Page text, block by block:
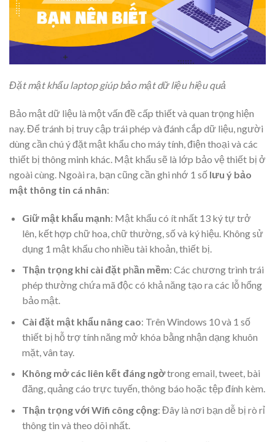
Đặt mật khẩu laptop giúp bảo mật dữ liệu hiệu quả
Bảo mật dữ liệu là một vấn đề cấp thiết và quan trọng hiện
nay. Để tránh bị truy cập trái phép và đánh cắp dữ liệu, người
dùng cần chú ý đặt mật khẩu cho máy tính, điện thoại và các
thiết bị thông minh khác. Mật khẩu sẽ là lớp bảo vệ thiết bị ở
ngoài cùng. Ngoài ra, bạn cũng cần ghi nhớ 1 số lưu ý bảo
mật thông tin cá nhân:
Giữ mật khẩu mạnh: Mật khẩu có ít nhất 13 ký tự trở
lên, kết hợp chữ hoa, chữ thường, số và ký hiệu. Không sử
dụng 1 mật khẩu cho nhiều tài khoản, thiết bị.
Thận trọng khi cài đặt phần mềm: Các chương trình trái
phép thường chứa mã độc có khả năng tạo ra các lỗ hổng
bảo mật.
Cài đặt mật khẩu nâng cao: Trên Windows 10 và 1 số
thiết bị hỗ trợ tính năng mở khóa bằng nhận dạng khuôn
mặt, vân tay.
Không mở các liên kết đáng ngờtrong email, tweet, bài
đăng, quảng cáo trực tuyến, thông báo hoặc tệp đính kèm.
Thận trọng với Wifi công cộng: Đây là nơi bạn dễ bị rò rỉ
thông tin và theo dõi nhất.